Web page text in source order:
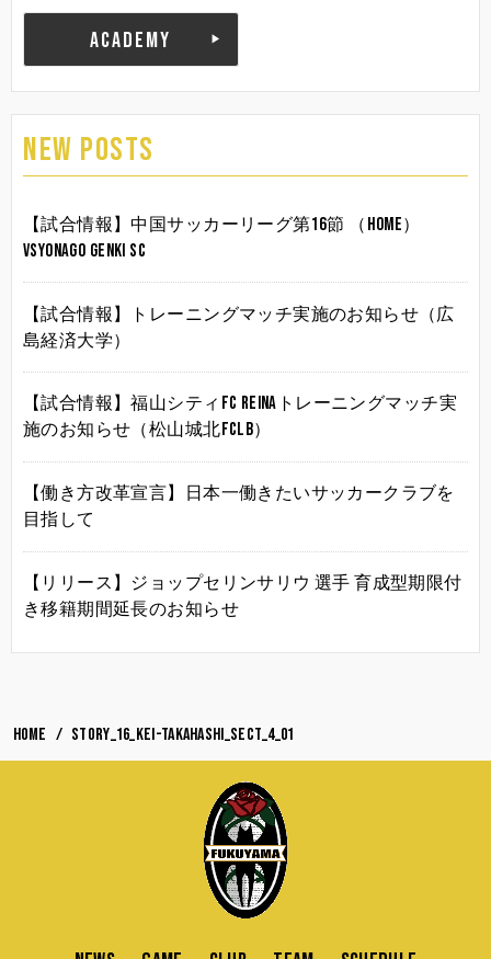
ACADEMY
NEW POSTS
【試合情報】中国サッカーリーグ第16節 （HOME）
vsYonago Genki SC
【試合情報】トレーニングマッチ実施のお知らせ（広
島経済大学）
【試合情報】福山シティFC Reinaトレーニングマッチ実
施のお知らせ（松山城北FCLB）
【働き方改革宣言】日本一働きたいサッカークラブを
目指して
【リリース】ジョップセリンサリウ 選手 育成型期限付
き移籍期間延長のお知らせ
HOME story_16_Kei-Takahashi_sect_4_01